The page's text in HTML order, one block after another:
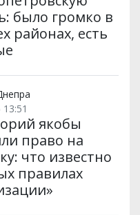
было громко в
районах, есть
якобы
право на
что известно
правилах